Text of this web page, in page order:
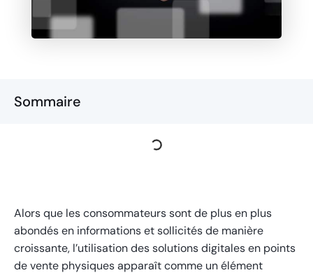
Sommaire
Alors que les consommateurs sont de plus en plus
abondés en informations et sollicités de manière
croissante, l’utilisation des solutions digitales en points
de vente physiques apparaît comme un élément